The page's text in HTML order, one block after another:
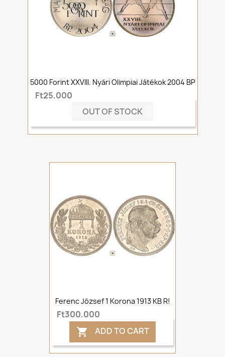
5000 Forint XXVIII. Nyári Olimpiai Játékok 2004 BP
Ft25,000
OUT OF STOCK
Ferenc József 1 Korona 1913 KB R!
Ft300,000
 ADD TO CART